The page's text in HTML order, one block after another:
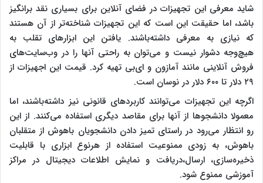
شاید معرفی این تجهیزات در فضای آنلاین برای بسیاری نقد برانگیز
باشد، اما حقیقت این است که این تجهیزات شناخته‌تر از آن هستند
که نیازی به معرفی داشته‌باشند. یافتن این ابزارهای تقلب به
هیچ‌وجه دشوار نیست و می‌توان به راحتی آنها را در وب‌سایت‌های
فروش آنلاینی مانند آمازون و ای‌بی تهیه کرد. قیمت این اجهیزات از
۲۹ دلار تا ۶۰۰ دلار در نوسان است.
اگرچه این تجهیزات می‌توانند کاربرد‌های قانونی نیز داشته‌باشند، اما
معمولا دانشجوها از آنها برای مقاصد دیگری استفاده می‌کنند. از این
رو انتظار می‌رود در راستای تمیز دادن دانشجویان باهوش از متقلبان
باهوش، به زودی ممنوعیت استفاده از هرنوع ابزاری با قابلیت
ذخیره‌سازی،‌ ارسال،‌دریافت و نمایش اطلاعات دیجیتال در مراکز
آموزشی ممنوع شود.